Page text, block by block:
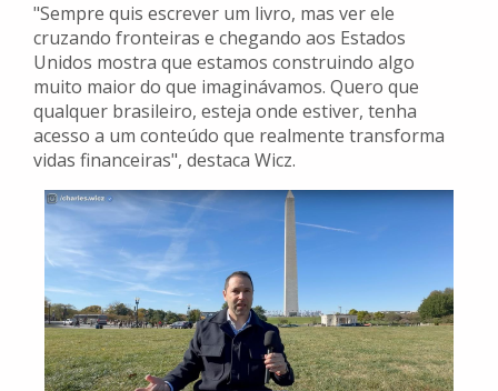
"Sempre quis escrever um livro, mas ver ele
cruzando fronteiras e chegando aos Estados
Unidos mostra que estamos construindo algo
muito maior do que imaginávamos. Quero que
qualquer brasileiro, esteja onde estiver, tenha
acesso a um conteúdo que realmente transforma
vidas financeiras", destaca Wicz.